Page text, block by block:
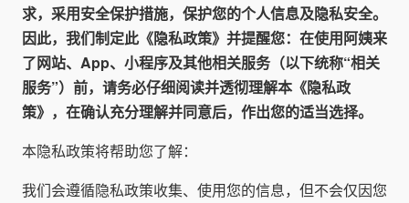
求，采用安全保护措施，保护您的个人信息及隐私安全。
因此，我们制定此《隐私政策》并提醒您：在使用阿姨来
了网站、App、小程序及其他相关服务（以下统称“相关
服务”）前，请务必仔细阅读并透彻理解本《隐私政
策》，在确认充分理解并同意后，作出您的适当选择。
本隐私政策将帮助您了解：
我们会遵循隐私政策收集、使用您的信息，但不会仅因您